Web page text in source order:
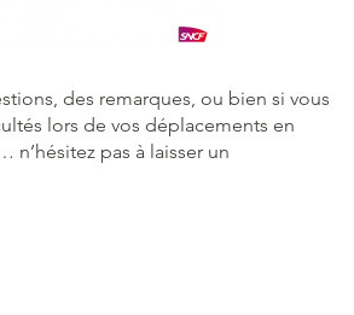
des remarques, ou bien si vous
lors de vos déplacements en
n’hésitez pas à laisser un